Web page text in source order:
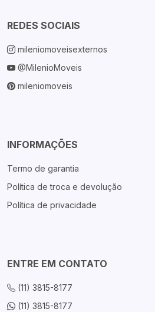
REDES SOCIAIS
mileniomoveisexternos
@MilenioMoveis
mileniomoveis
INFORMAÇÕES
Termo de garantia
Política de troca e devolução
Política de privacidade
ENTRE EM CONTATO
(11) 3815-8177
(11) 3815-8177